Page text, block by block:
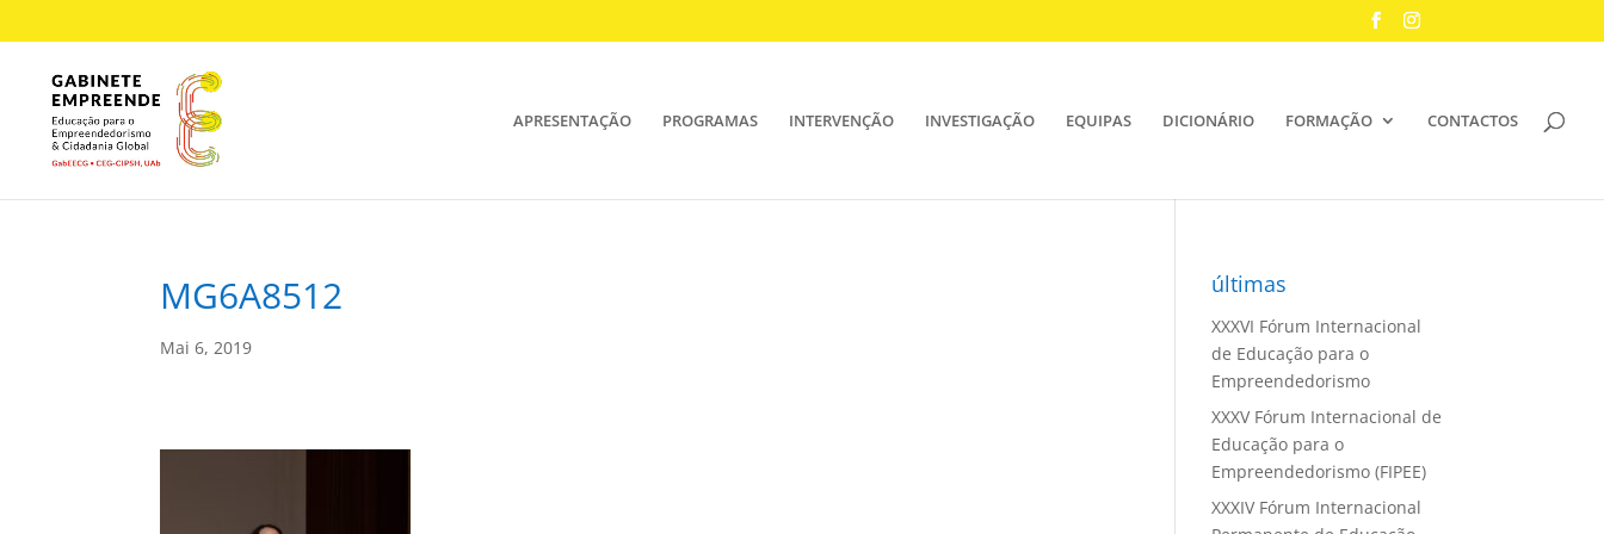
APRESENTAÇÃO PROGRAMAS INTERVENÇÃO INVESTIGAÇÃO EQUIPAS DICIONÁRIO FORMAÇÃO CONTACTOS
MG6A8512
Mai 6, 2019
últimas
XXXVI Fórum Internacional
de Educação para o
Empreendedorismo
XXXV Fórum Internacional de
Educação para o
Empreendedorismo (FIPEE)
XXXIV Fórum Internacional